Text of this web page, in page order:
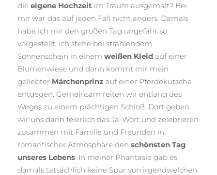
Pandemie:
Wenn
Träume
dieeigene Hochzeit im Traum ausgemalt? Bei
mir war das auf jeden Fall nicht anders. Damals
habe ich mir den großen Tag ungefähr so
vorgestellt: Ich stehe bei strahlendem
Sonnenschein in einemweißen Kleid auf einer
Blumenwiese und dann kommt mir mein
geliebter Märchenprinz auf einer Pferdekutsche
entgegen. Gemeinsam reiten wir entlang des
Weges zu einem prächtigen Schloß. Dort geben
wir uns dann feierlich das Ja-Wort und zelebrieren
zusammen mit Familie und Freunden in
romantischer Atmosphäre denschönsten Tag
unseres Lebens . In meiner Phantasie gab es
damals tatsächlich keine Spur von irgendwelchen